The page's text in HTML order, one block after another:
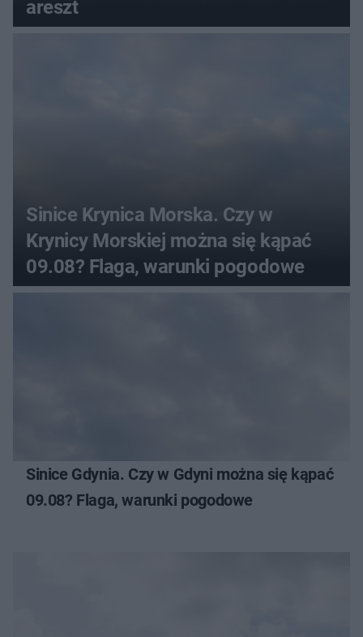
areszt
Sinice Krynica Morska. Czy w
Krynicy Morskiej można się kąpać
09.08? Flaga, warunki pogodowe
Sinice Gdynia. Czy w Gdyni można się kąpać
09.08? Flaga, warunki pogodowe